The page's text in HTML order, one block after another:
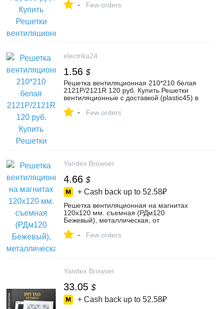
- Few orders
electrika24
1.56 $
Решетка вентиляционная 210*210 белая
2121Р/2121R 120 руб. Купить Решетки
вентиляционные с доставкой (plastic45) в
- Few orders
Yandex Browser
4.66 $
+ Cash back up to 52.58₽
Решетка вентиляционная на магнитах
120x120 мм. съемная (РДм120
Бежевый), металлическая, от
матовый – купить в интернет-магазине
- Few orders
Yandex Browser
33.05 $
+ Cash back up to 52.58₽